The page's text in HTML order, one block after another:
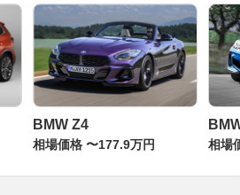
BMW Z4
相場価格 〜177.9万円 相場